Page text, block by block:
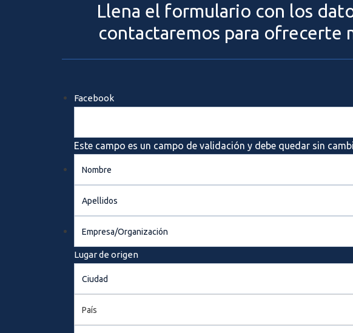
Llena el formulario con los
contactaremos para ofrecerte
Facebook
Este campo es un campo de validación y debe quedar sin
Lugar de origen